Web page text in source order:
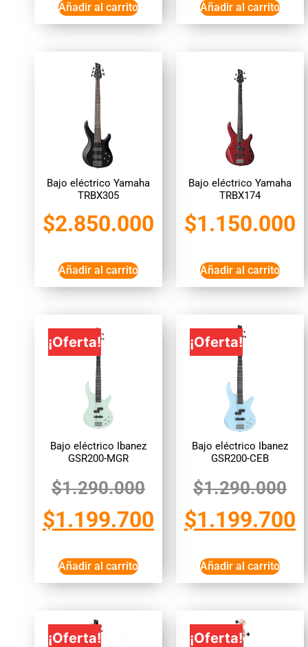
Añadir al carrito Añadir al carrito
Bajo eléctrico Yamaha
TRBX305
$2.850.000
Añadir al carrito
Bajo eléctrico Yamaha
TRBX174
$1.150.000
Añadir al carrito
¡Oferta!
Bajo eléctrico Ibanez
GSR200-MGR
$1.290.000
$1.199.700
Añadir al carrito
¡Oferta!
Bajo eléctrico Ibanez
GSR200-CEB
$1.290.000
$1.199.700
Añadir al carrito
¡Oferta! ¡Oferta!